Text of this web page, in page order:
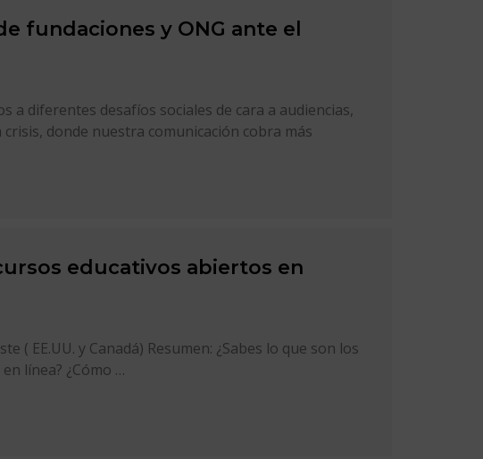
fundaciones y ONG ante el
a diferentes desafíos sociales de cara a audiencias,
donde nuestra comunicación cobra más
educativos abiertos en
( EE.UU. y Canadá) Resumen: ¿Sabes lo que son los
línea? ¿Cómo …